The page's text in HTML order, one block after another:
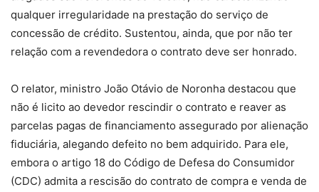
qualquer irregularidade na prestação do serviço de
concessão de crédito. Sustentou, ainda, que por não ter
relação com a revendedora o contrato deve ser honrado.
O relator, ministro João Otávio de Noronha destacou que
não é licito ao devedor rescindir o contrato e reaver as
parcelas pagas de financiamento assegurado por alienação
fiduciária, alegando defeito no bem adquirido. Para ele,
embora o artigo 18 do Código de Defesa do Consumidor
(CDC) admita a rescisão do contrato de compra e venda de